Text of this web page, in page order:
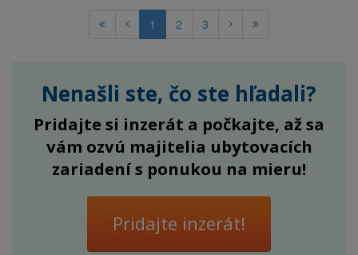
1 2 3
Nenašli ste, čo ste hľadali?
Pridajte si inzerát a počkajte, až sa
vám ozvú majitelia ubytovacích
zariadení s ponukou na mieru!
Pridajte inzerát!